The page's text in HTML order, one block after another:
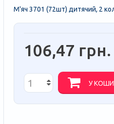
М'яч 3701 (72шт) дитячий, 2
106,47 грн.
У